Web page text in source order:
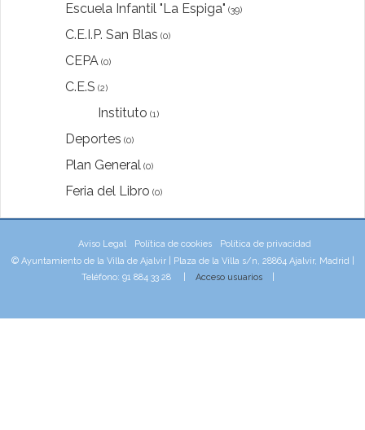
Escuela Infantil "La Espiga" (39)
C.E.I.P. San Blas (0)
CEPA (0)
C.E.S (2)
Instituto (1)
Deportes (0)
Plan General (0)
Feria del Libro (0)
Aviso Legal Política de cookies
Política de privacidad
© Ayuntamiento de la Villa de Ajalvir | Plaza de la Villa s/n, 28864 Ajalvir, Madrid |
Teléfono: 91 884 33 28 | Acceso usuarios|